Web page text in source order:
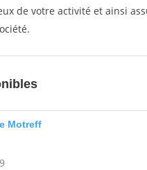
de votre activité et ainsi
Motreff